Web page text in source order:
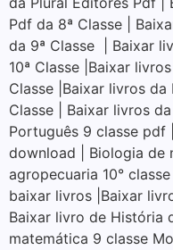
Pdf da 8ª Classe |
da 9ª Classe | Baixar
10ª Classe |Baixar
Classe |Baixar livros da
Classe | Baixar livros
Português 9 classe
download | Biologia de
agropecuaria 10°
baixar livros |Baixar
Baixar livro de História
matemática 9 classe